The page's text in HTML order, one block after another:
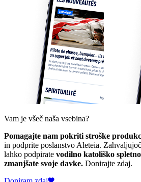
Vam je všeč naša vsebina?
Pomagajte nam pokriti stroške
in podprite poslanstvo Aleteia.
lahko podpirate vodilno katoliško
zmanjšate svoje davke. Donirajte zdaj.